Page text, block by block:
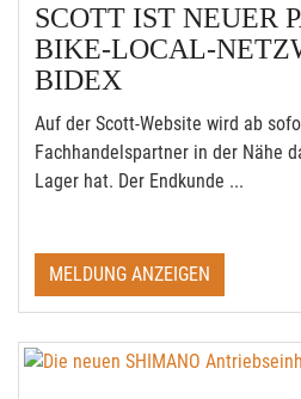
SCOTT IST NEUER
BIKE-LOCAL-
BIDEX
Auf der Scott-Website wird ab
Fachhandelspartner in der Nähe
Lager hat. Der Endkunde ...
MELDUNG ANZEIGEN